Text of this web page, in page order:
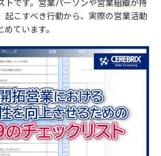
トです。営業パーソンや営業組織が持
起こすべき行動から、実際の営業活動
ています。